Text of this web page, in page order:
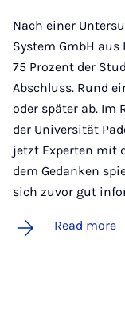
Nach einer
System GmbH
75 Prozent der
Abschluss. Rund
oder später ab. Im
der Universität
jetzt Experten mit
dem Gedanken
sich zuvor gut
Read more